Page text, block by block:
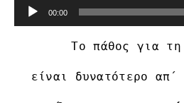
00:00
Το πάθος για τη
είναι δυνατότερο